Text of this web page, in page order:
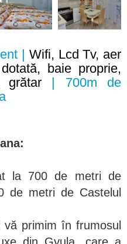
| Wifi, Lcd Tv, aer
baie proprie,
grătar | 700m de
la 700 de metri de
de metri de Castelul
primim în frumosul
din Gyula, care a